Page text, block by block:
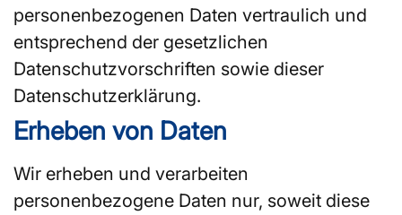
personenbezogenen Daten vertraulich und
entsprechend der gesetzlichen
Datenschutzvorschriften sowie dieser
Datenschutzerklärung.
Erheben von Daten
Wir erheben und verarbeiten
personenbezogene Daten nur, soweit diese